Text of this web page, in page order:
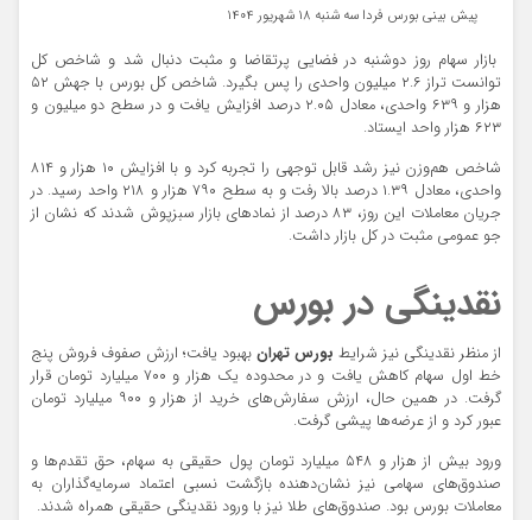
پیش ‌بینی بورس فردا سه‌ شنبه ۱۸ شهریور ۱۴۰۴
بازار سهام روز دوشنبه در فضایی پرتقاضا و مثبت دنبال شد و شاخص کل
توانست تراز ۲.۶ میلیون واحدی را پس بگیرد. شاخص کل بورس با جهش ۵۲
هزار و ۶۳۹ واحدی، معادل ۲.۰۵ درصد افزایش یافت و در سطح دو میلیون و
۶۲۳ هزار واحد ایستاد.
شاخص هم‌وزن نیز رشد قابل توجهی را تجربه کرد و با افزایش ۱۰ هزار و ۸۱۴
واحدی، معادل ۱.۳۹ درصد بالا رفت و به سطح ۷۹۰ هزار و ۲۱۸ واحد رسید. در
جریان معاملات این روز، ۸۳ درصد از نمادهای بازار سبزپوش شدند که نشان از
جو عمومی مثبت در کل بازار داشت.
نقدینگی در بورس
از منظر نقدینگی نیز شرایط بورس تهران بهبود یافت؛ ارزش صفوف فروش پنج
خط اول سهام کاهش یافت و در محدوده یک هزار و ۷۰۰ میلیارد تومان قرار
گرفت. در همین حال، ارزش سفارش‌های خرید از هزار و ۹۰۰ میلیارد تومان
عبور کرد و از عرضه‌ها پیشی گرفت.
ورود بیش از هزار و ۵۴۸ میلیارد تومان پول حقیقی به سهام، حق تقدم‌ها و
صندوق‌های سهامی نیز نشان‌دهنده بازگشت نسبی اعتماد سرمایه‌گذاران به
معاملات بورس بود. صندوق‌های طلا نیز با ورود نقدینگی حقیقی همراه شدند.